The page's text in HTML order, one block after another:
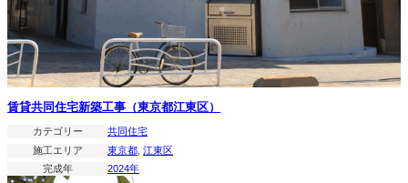
賃貸共同住宅新築工事（東京都江東区）
カテゴリー
共同住宅
施工エリア
東京都 江東区
完成年
2024年